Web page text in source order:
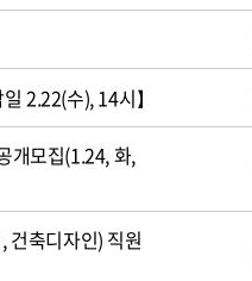
2.22(수), 14시】
개모집(1.24, 화,
건축디자인) 직원